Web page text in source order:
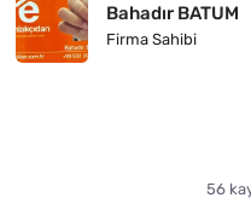
Bahadır BATUM
Firma Sahibi
56